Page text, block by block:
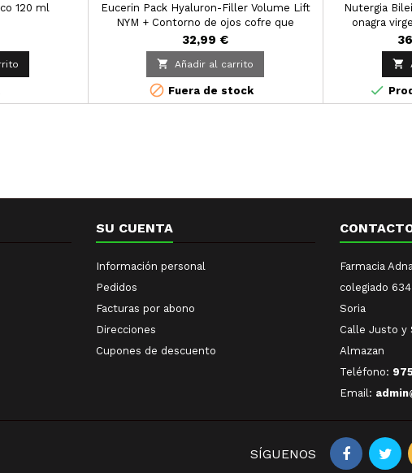
120 ml
Eucerin Pack Hyaluron-Filler Volume Lift
NYM + Contorno de ojos cofre que
contiene la crema y el contorno de ojos
para un ritual completo.
32,99 €
 Añadir al carrito
 Fuera de stock
Nutergia
onagra


SU CUENTA
Información personal
Pedidos
Facturas por abono
Direcciones
Cupones de descuento
Farmacia
colegiado
Soria
Calle Justo y
Almazan
Teléfono:
Email:
SÍGUENOS